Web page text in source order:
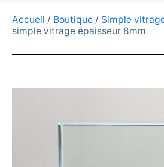
Accueil / Boutique / Simple
simple vitrage épaisseur 8mm